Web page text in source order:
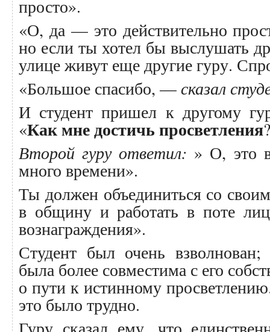
просто».
«О, да — это действительно
но если ты хотел бы выслушать
улице живут еще другие гуру.
«Большое спасибо, —сказал
И студент пришел к другому
«Как мне достичь просветления
Второй гуру ответил: » О, это
много времени».
Ты должен объединиться со
в общину и работать в поте
вознаграждения».
Студент был очень
была более совместима с его
о пути к истинному
это было трудно.